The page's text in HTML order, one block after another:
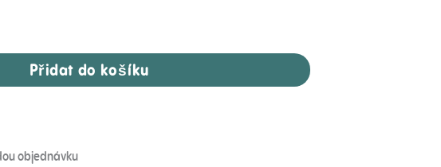
Přidat do košíku
objednávku